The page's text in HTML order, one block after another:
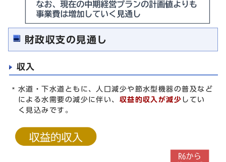
財政収支の見通し
収入
水道・下水道ともに、人口減少や節水型機器の普及など
による水需要の減少に伴い、 収益的収入が減少 してい
く見込みです。